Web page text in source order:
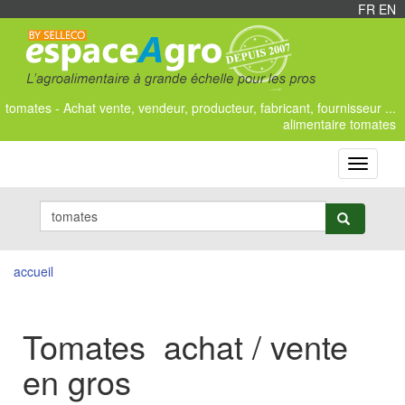
FR EN
tomates - Achat vente, vendeur, producteur, fabricant, fournisseur ...
alimentaire tomates
Toggle
accueil
Tomates achat / vente
en gros